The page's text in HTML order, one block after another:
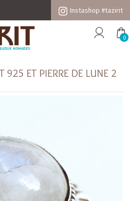
Instashop #tazirit
0
925 ET PIERRE DE LUNE 2